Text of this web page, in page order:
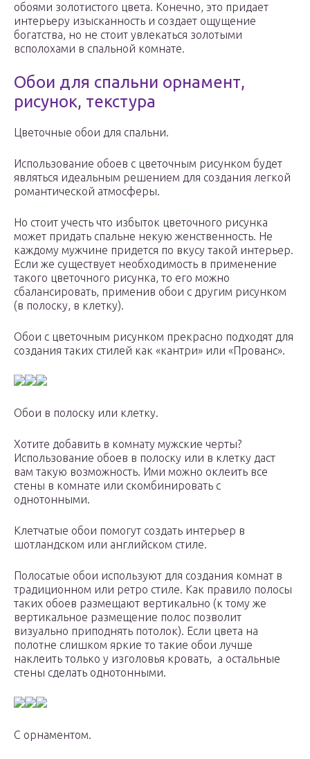
обоями золотистого цвета. Конечно, это придает
интерьеру изысканность и создает ощущение
богатства, но не стоит увлекаться золотыми
всполохами в спальной комнате.
Обои для спальни орнамент,
рисунок, текстура
Цветочные обои для спальни.
Использование обоев с цветочным рисунком будет
являться идеальным решением для создания легкой
романтической атмосферы.
Но стоит учесть что избыток цветочного рисунка
может придать спальне некую женственность. Не
каждому мужчине придется по вкусу такой интерьер.
Если же существует необходимость в применение
такого цветочного рисунка, то его можно
сбалансировать, применив обои с другим рисунком
(в полоску, в клетку).
Обои с цветочным рисунком прекрасно подходят для
создания таких стилей как «кантри» или «Прованс».
Обои в полоску или клетку.
Хотите добавить в комнату мужские черты?
Использование обоев в полоску или в клетку даст
вам такую возможность. Ими можно оклеить все
стены в комнате или скомбинировать с
однотонными.
Клетчатые обои помогут создать интерьер в
шотландском или английском стиле.
Полосатые обои используют для создания комнат в
традиционном или ретро стиле. Как правило полосы
таких обоев размещают вертикально (к тому же
вертикальное размещение полос позволит
визуально приподнять потолок). Если цвета на
полотне слишком яркие то такие обои лучше
наклеить только у изголовья кровать, а остальные
стены сделать однотонными.
С орнаментом.